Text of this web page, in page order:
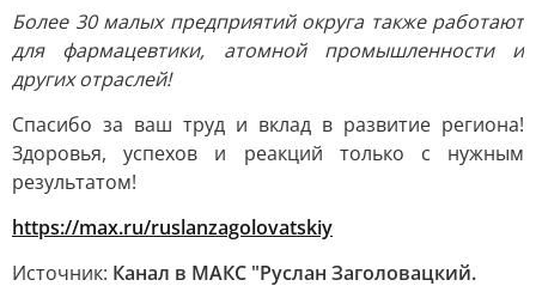
Более 30 малых предприятий округа также работают
для фармацевтики, атомной промышленности и
других отраслей!
Спасибо за ваш труд и вклад в развитие региона!
Здоровья, успехов и реакций только с нужным
результатом!
https://max.ru/ruslanzagolovatskiy
Источник: Канал в МАКС "Руслан Заголовацкий.